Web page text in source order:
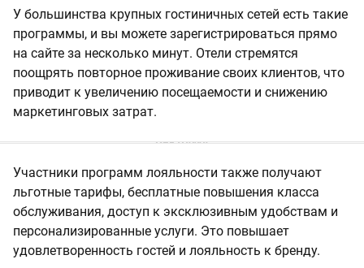
У большинства крупных гостиничных сетей есть такие
программы, и вы можете зарегистрироваться прямо
на сайте за несколько минут. Отели стремятся
поощрять повторное проживание своих клиентов, что
приводит к увеличению посещаемости и снижению
маркетинговых затрат.
Участники программ лояльности также получают
льготные тарифы, бесплатные повышения класса
обслуживания, доступ к эксклюзивным удобствам и
персонализированные услуги. Это повышает
удовлетворенность гостей и лояльность к бренду.